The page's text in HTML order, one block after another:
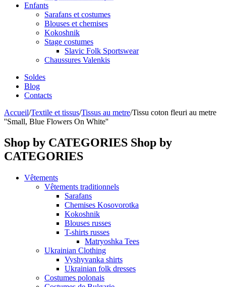
Enfants
Sarafans et costumes
Blouses et chemises
Kokoshnik
Stage costumes
Slavic Folk Sportswear
Chaussures Valenkis
Soldes
Blog
Contacts
Accueil/Textile et tissus/Tissus au metre/Tissu coton fleuri au metre
''Small, Blue Flowers On White''
Shop by CATEGORIES Shop by
CATEGORIES
Vêtements
Vêtements traditionnels
Sarafans
Chemises Kosovorotka
Kokoshnik
Blouses russes
T-shirts russes
Matryoshka Tees
Ukrainian Clothing
Vyshyvanka shirts
Ukrainian folk dresses
Costumes polonais